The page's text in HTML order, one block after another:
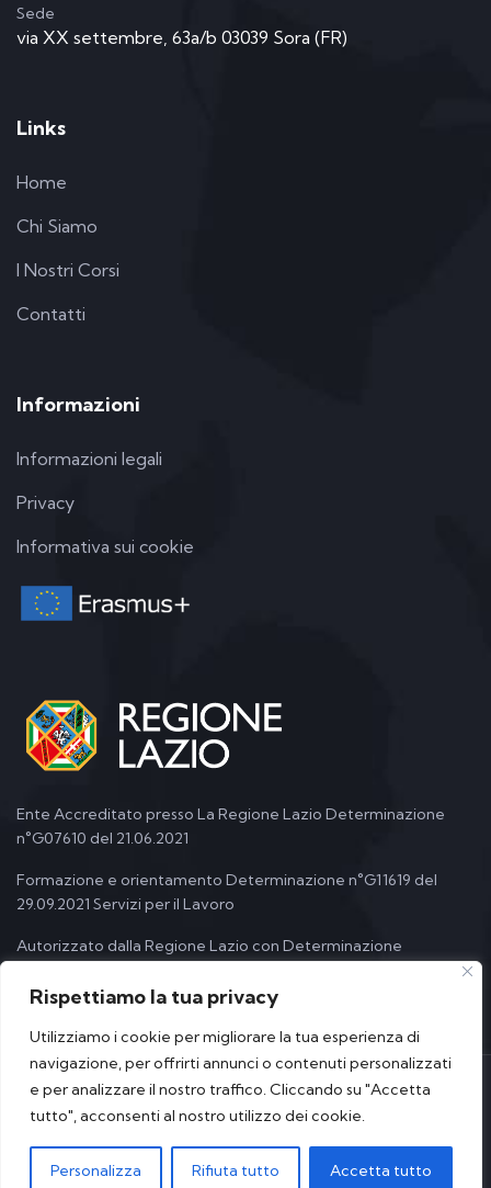
Rispettiamo la tua privacy
Utilizziamo i cookie per migliorare la tua esperienza di
navigazione, per offrirti annunci o contenuti personalizzati
e per analizzare il nostro traffico. Cliccando su "Accetta
tutto", acconsenti al nostro utilizzo dei cookie.
Personalizza Rifiuta tutto Accetta tutto
Sede
via XX settembre, 63a/b 03039 Sora (FR)
Links
Home
Chi Siamo
I Nostri Corsi
Contatti
Informazioni
Informazioni legali
Privacy
Informativa sui cookie
Ente Accreditato presso La Regione Lazio Determinazione
n°G07610 del 21.06.2021
Formazione e orientamento Determinazione n°G11619 del
29.09.2021 Servizi per il Lavoro
Autorizzato dalla Regione Lazio con Determinazione
© Copyright 2023 Ente Cartesio – P.I. 02461720605 – Tutti i diritti